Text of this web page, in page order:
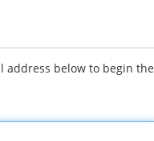
address below to begin the